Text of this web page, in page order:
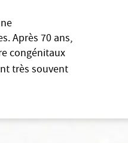
Après 70 ans,
congénitaux
très souvent